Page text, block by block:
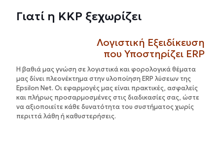
Γιατί η KKP ξεχωρίζει
Λογιστική Εξειδίκευση
που Υποστηρίζει ERP
Η βαθιά μας γνώση σε λογιστικά και φορολογικά θέματα
μας δίνει πλεονέκτημα στην υλοποίηση ERP λύσεων της
Epsilon Net. Οι εφαρμογές μας είναι πρακτικές, ασφαλείς
και πλήρως προσαρμοσμένες στις διαδικασίες σας, ώστε
να αξιοποιείτε κάθε δυνατότητα του συστήματος χωρίς
περιττά λάθη ή καθυστερήσεις.